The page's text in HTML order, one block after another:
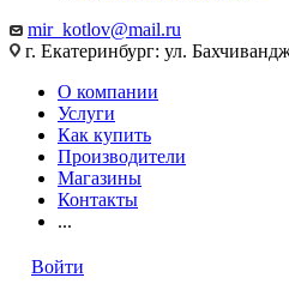
mir_kotlov@mail.ru
г. Екатеринбург: ул.
О компании
Услуги
Как купить
Производители
Магазины
Контакты
...
Войти